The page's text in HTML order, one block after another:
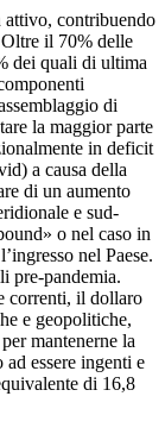
attivo, contribuendo
il 70% delle
dei quali di ultima
di
la maggior parte
in deficit
a causa della
di un aumento
e sud-
o nel caso in
nel Paese.
pre-pandemia.
correnti, il dollaro
e geopolitiche,
mantenerne la
essere ingenti e
di 16,8